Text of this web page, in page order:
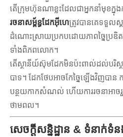
តើ​ក្រុមហ៊ុន​ណា​ខ្លះ​ដែល​ជា​អ្នក​នាំមុខ​ក្នុ
រចនាសម្ព័ន្ធដែកអ៊ីហេត្រូវ​បាន​គេ​ទទួល​ស្
ដំណោះ​ស្រាយ​ប្រកបដោយ​ភាព​ច្នៃប្រ
ទាំង​ពិភពលោក។
តើស្ថានីយ៍ស៊ុមដែកមិនប៉ះពាល់ដល់បរិស្ថ
បាទ។ ដែកថែបអាចកែច្នៃឡើងវិញបា
បន្ថយកាកសំណល់ ហើយការរចនាអាចរួ
ថាមពល។
សេចក្តីសន្និដ្ឋាន & ទំនាក់ទំ